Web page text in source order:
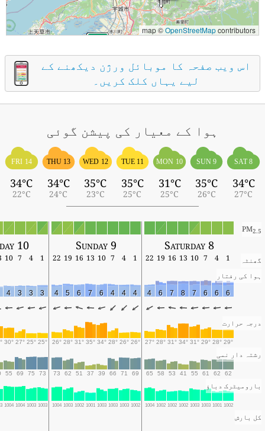
map ©OpenStreetMapcontributors
اس ویب صفحہ کا موبائل ورژن دیکھنے کے
لیے یہاں کلک کریں۔
ہوا کے معیار کی پیشن گوئی
SAT 8
34°C
27°C
SUN 9
35°C
26°C
MON 10
31°C
25°C
TUE 11
35°C
25°C
WED 12
35°C
23°C
THU 13
34°C
24°C
FRI 14
34°C
22°C
PM2.5
Saturday 8
Sunday 9
10
گھنٹہ 1
4
7
10
13
16
19
22
1
4
7
10
13
16
19
22
1
4
7
10
ہوا کی رفتار
6
6
6
7
8
7
6
4
4
4
4
6
7
6
5
4
3
3
3
4
درجہ حرارت
29°
28°
29°
31°
34°
31°
28°
27°
26°
26°
28°
34°
35°
31°
28°
26°
25°
25°
27°
30°
رشتہ دار نمی
62
62
61
55
41
53
58
65
69
71
66
39
37
51
62
73
73
75
69
55
بارومیٹرک دباؤ
1002
1001
1003
1003
1002
1002
1002
1004
1002
1003
1003
1003
1001
1002
1003
1004
1003
1003
1004
1004
کل بارش